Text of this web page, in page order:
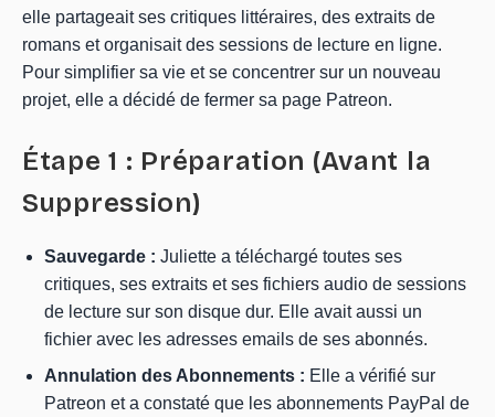
elle partageait ses critiques littéraires, des extraits de
romans et organisait des sessions de lecture en ligne.
Pour simplifier sa vie et se concentrer sur un nouveau
projet, elle a décidé de fermer sa page Patreon.
Étape 1 : Préparation (Avant la
Suppression)
Sauvegarde : Juliette a téléchargé toutes ses
critiques, ses extraits et ses fichiers audio de sessions
de lecture sur son disque dur. Elle avait aussi un
fichier avec les adresses emails de ses abonnés.
Annulation des Abonnements : Elle a vérifié sur
Patreon et a constaté que les abonnements PayPal de